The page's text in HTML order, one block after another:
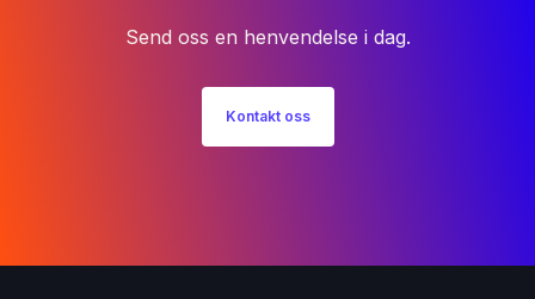
Send oss en henvendelse i dag.
Kontakt oss